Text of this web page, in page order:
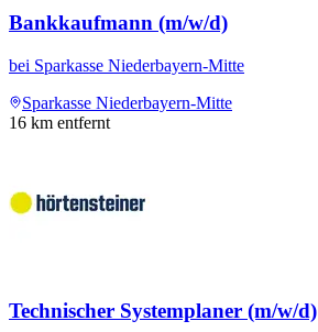
Bankkaufmann (m/w/d)
bei Sparkasse Niederbayern-Mitte
Sparkasse Niederbayern-Mitte
16 km entfernt
Technischer Systemplaner (m/w/d)